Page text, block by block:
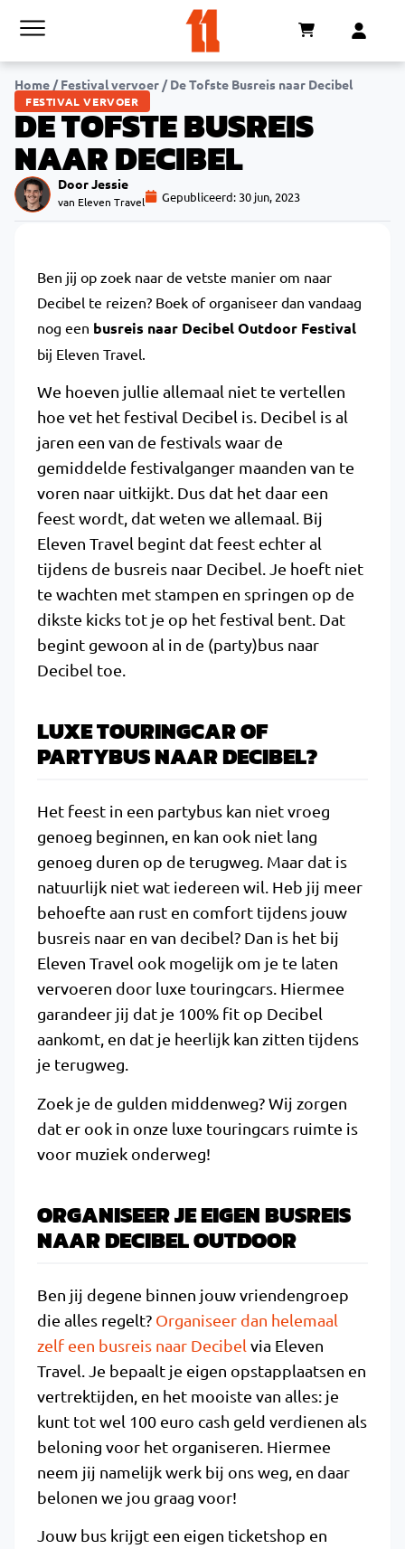
Home /Festival vervoer /De Tofste Busreis naar Decibel
FESTIVAL VERVOER
DE TOFSTE BUSREIS
NAAR DECIBEL
Door Jessie
van Eleven Travel Gepubliceerd: 30 jun, 2023
Ben jij op zoek naar de vetste manier om naar
Decibel te reizen? Boek of organiseer dan vandaag
nog een busreis naar Decibel Outdoor Festival
bij Eleven Travel.
We hoeven jullie allemaal niet te vertellen
hoe vet het festival Decibel is. Decibel is al
jaren een van de festivals waar de
gemiddelde festivalganger maanden van te
voren naar uitkijkt. Dus dat het daar een
feest wordt, dat weten we allemaal. Bij
Eleven Travel begint dat feest echter al
tijdens de busreis naar Decibel. Je hoeft niet
te wachten met stampen en springen op de
dikste kicks tot je op het festival bent. Dat
begint gewoon al in de (party)bus naar
Decibel toe.
LUXE TOURINGCAR OF
PARTYBUS NAAR DECIBEL?
Het feest in een partybus kan niet vroeg
genoeg beginnen, en kan ook niet lang
genoeg duren op de terugweg. Maar dat is
natuurlijk niet wat iedereen wil. Heb jij meer
behoefte aan rust en comfort tijdens jouw
busreis naar en van decibel? Dan is het bij
Eleven Travel ook mogelijk om je te laten
vervoeren door luxe touringcars. Hiermee
garandeer jij dat je 100% fit op Decibel
aankomt, en dat je heerlijk kan zitten tijdens
je terugweg.
Zoek je de gulden middenweg? Wij zorgen
dat er ook in onze luxe touringcars ruimte is
voor muziek onderweg!
ORGANISEER JE EIGEN BUSREIS
NAAR DECIBEL OUTDOOR
Ben jij degene binnen jouw vriendengroep
die alles regelt? Organiseer dan helemaal
zelf een busreis naar Decibel via Eleven
Travel. Je bepaalt je eigen opstapplaatsen en
vertrektijden, en het mooiste van alles: je
kunt tot wel 100 euro cash geld verdienen als
beloning voor het organiseren. Hiermee
neem jij namelijk werk bij ons weg, en daar
belonen we jou graag voor!
Jouw bus krijgt een eigen ticketshop en